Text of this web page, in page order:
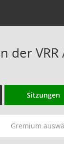
der VRR
Sitzungen
Gremium